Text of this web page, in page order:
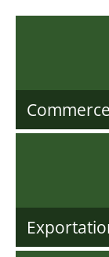
Commerce